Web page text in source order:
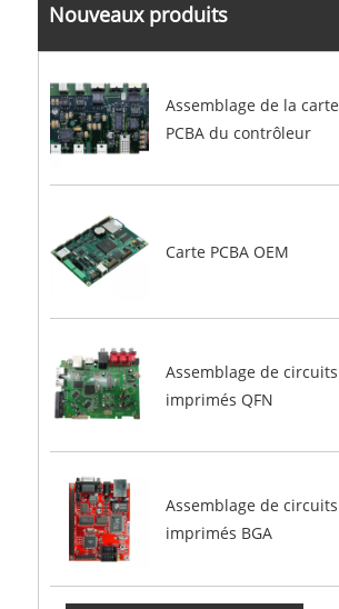
Nouveaux produits
Assemblage de la carte
PCBA du contrôleur
Carte PCBA OEM
Assemblage de circuits
imprimés QFN
Assemblage de circuits
imprimés BGA